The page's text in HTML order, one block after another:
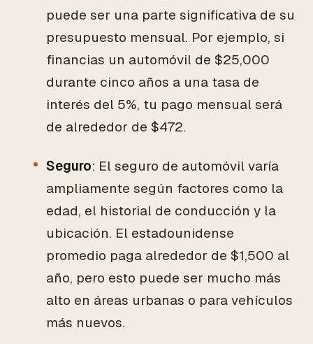
puede ser una parte significativa de su
presupuesto mensual. Por ejemplo, si
financias un automóvil de $25,000
durante cinco años a una tasa de
interés del 5%, tu pago mensual será
de alrededor de $472.
Seguro: El seguro de automóvil varía
ampliamente según factores como la
edad, el historial de conducción y la
ubicación. El estadounidense
promedio paga alrededor de $1,500 al
año, pero esto puede ser mucho más
alto en áreas urbanas o para vehículos
más nuevos.